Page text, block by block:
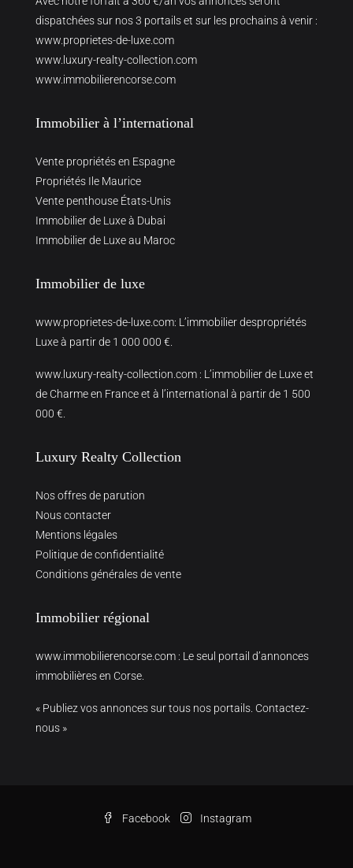
dispatchées sur nos 3 portails et sur les prochains à venir :
www.proprietes-de-luxe.com
www.luxury-realty-collection.com
www.immobilierencorse.com
Immobilier à l’international
Vente propriétés en Espagne
Propriétés Ile Maurice
Vente penthouse États-Unis
Immobilier de Luxe à Dubai
Immobilier de Luxe au Maroc
Immobilier de luxe
www.proprietes-de-luxe.com: L’immobilier despropriétés
Luxe à partir de 1 000 000 €.
www.luxury-realty-collection.com : L’immobilier de Luxe et
de Charme en France et à l’international à partir de 1 500
000 €.
Luxury Realty Collection
Nos offres de parution
Nous contacter
Mentions légales
Politique de confidentialité
Conditions générales de vente
Immobilier régional
www.immobilierencorse.com : Le seul portail d’annonces
immobilières en Corse.
« Publiez vos annonces sur tous nos portails. Contactez-
nous »
Facebook Instagram